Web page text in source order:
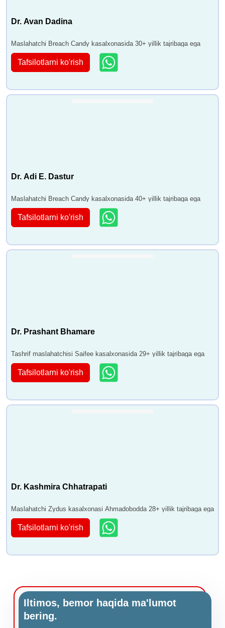
Dr. Avan Dadina
Maslahatchi Breach Candy kasalxonasida 30+ yillik tajribaga ega
Tafsilotlarni ko'rish
Dr. Adi E. Dastur
Maslahatchi Breach Candy kasalxonasida 40+ yillik tajribaga ega
Tafsilotlarni ko'rish
Dr. Prashant Bhamare
Tashrif maslahatchisi Saifee kasalxonasida 29+ yillik tajribaga ega
Tafsilotlarni ko'rish
Dr. Kashmira Chhatrapati
Maslahatchi Zydus kasalxonasi Ahmadobodda 28+ yillik tajribaga ega
Tafsilotlarni ko'rish
Iltimos, bemor haqida ma'lumot
bering.